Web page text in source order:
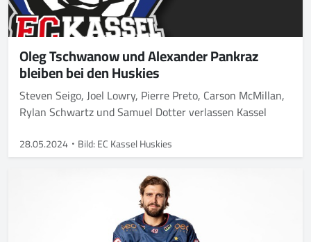
Oleg Tschwanow und Alexander Pankraz
bleiben bei den Huskies
Steven Seigo, Joel Lowry, Pierre Preto, Carson McMillan,
Rylan Schwartz und Samuel Dotter verlassen Kassel
28.05.2024 Bild: EC Kassel Huskies